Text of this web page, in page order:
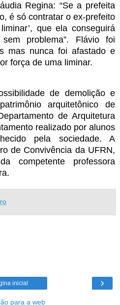
Regina: “Se a prefeita
é só contratar o ex-prefeito
que ela conseguirá
problema”. Flávio foi
mas nunca foi afastado e
força de uma liminar.
de demolição e
arquitetônico de
de Arquitetura
realizado por alunos
pela sociedade. A
de Convivência da UFRN,
competente professora
›
inicial
para a web